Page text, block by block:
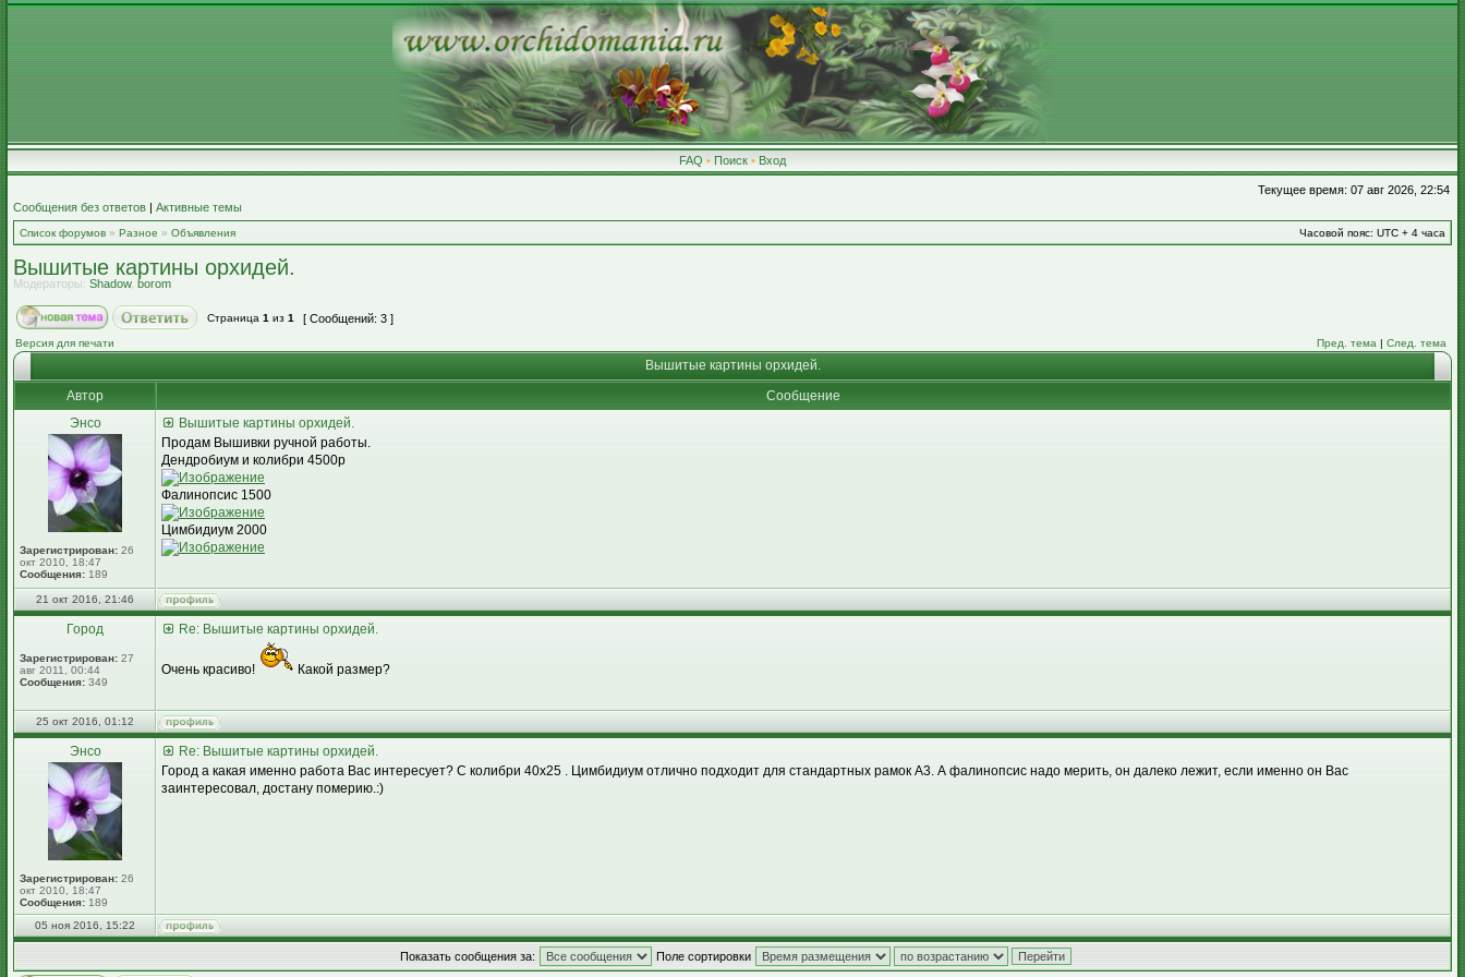
FAQ • Поиск • Вход
Текущее время: 07 авг 2026, 22:54
Сообщения без ответов | Активные темы
Список форумов » Разное » Объявления Часовой пояс: UTC + 4 часа
Вышитые картины орхидей.
Модераторы: Shadow, borom
Страница 1 из 1 [ Сообщений: 3 ]
Версия для печати Пред. тема | След. тема
Вышитые картины орхидей.
Автор
Сообщение
Энсо
Зарегистрирован: 26
окт 2010, 18:47
Сообщения: 189
Вышитые картины орхидей.
Продам Вышивки ручной работы.
Дендробиум и колибри 4500р
Фалинопсис 1500
Цимбидиум 2000
21 окт 2016, 21:46
Город
Зарегистрирован: 27
авг 2011, 00:44
Сообщения: 349
Re: Вышитые картины орхидей.
Очень красиво! Какой размер?
25 окт 2016, 01:12
Энсо
Зарегистрирован: 26
окт 2010, 18:47
Сообщения: 189
Re: Вышитые картины орхидей.
Город а какая именно работа Вас интересует? С колибри 40х25 . Цимбидиум отлично подходит для стандартных рамок А3. А фалинопсис надо мерить, он далеко лежит, если именно он Вас
заинтересовал, достану померию.:)
05 ноя 2016, 15:22
Показать сообщения за: Поле сортировки